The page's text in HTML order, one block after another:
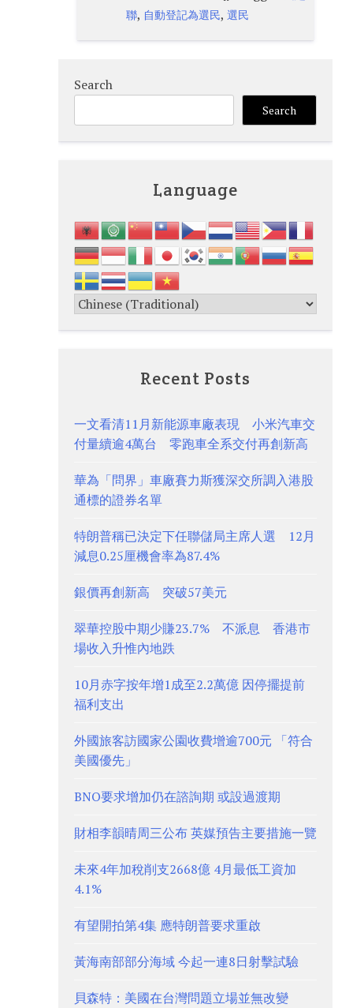
聯, 自動登記為選民,選民
Search
Search
Language
Recent Posts
一文看清11月新能源車廠表現 小米汽車交
付量續逾4萬台 零跑車全系交付再創新高
華為「問界」車廠賽力斯獲深交所調入港股
通標的證券名單
特朗普稱已決定下任聯儲局主席人選 12月
減息0.25厘機會率為87.4%
銀價再創新高 突破57美元
翠華控股中期少賺23.7% 不派息 香港市
場收入升惟內地跌
10月赤字按年增1成至2.2萬億 因停擺提前
福利支出
外國旅客訪國家公園收費增逾700元 「符合
美國優先」
BNO要求增加仍在諮詢期 或設過渡期
財相李韻晴周三公布 英媒預告主要措施一覽
未來4年加稅削支2668億 4月最低工資加
4.1%
有望開拍第4集 應特朗普要求重啟
黃海南部部分海域 今起一連8日射擊試驗
貝森特：美國在台灣問題立場並無改變